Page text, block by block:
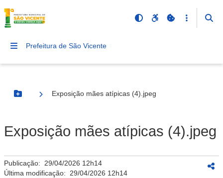
Prefeitura de São Vicente
Botão Menu
Exposição mães atípicas (4).jpeg
Exposição mães atípicas (4).jpeg
Publicação: 29/04/2026 12h14
Última modificação: 29/04/2026 12h14